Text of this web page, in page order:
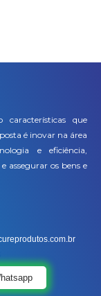
características que
é inovar na área
e eficiência,
assegurar os bens e